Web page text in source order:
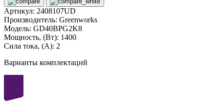
Артикул: 2408107UD
Производитель: Greenworks
Модель: GD40BPG2K8
Мощность, (Вт): 1400
Сила тока, (А): 2
Варианты комплектаций